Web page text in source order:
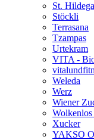
St.
Stöckli
Terrasana
Tzampas
Urtekram
VITA -
Weleda
Werz
Wiener
Xucker
YAKSO